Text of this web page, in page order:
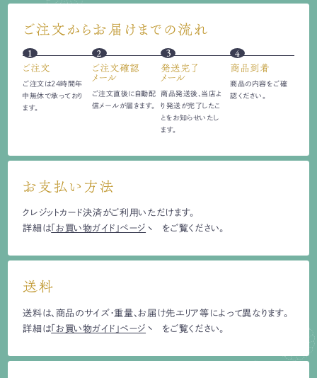
ご注文からお届けまでの流れ
1
ご注文
ご注文は24時間年
中無休で承っており
ます。
2
ご注文確認
メール
ご注文直後に自動配
信 メールが届きます。
3
発送完了
メール
商品発送後、当店よ
り発送が完了したこ
とをお知らせいたし
ます。
4
商品到着
商品の内容をご確
認ください。
お支払い方法
クレジットカード決済がご利用いただけます。
詳細は 「お買い物ガイド」ページ をご覧ください。
送料
送料は、商品のサイズ・重量、お届け先エリア等によって異なります。
詳細は「お買い物ガイド」ページ をご覧ください。